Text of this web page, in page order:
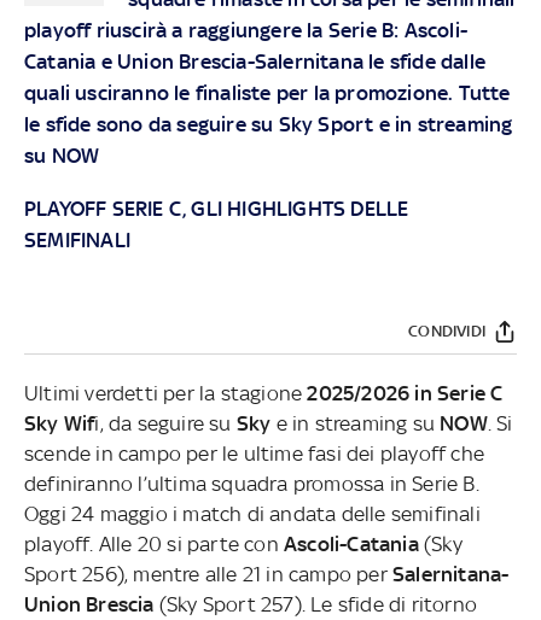
playoff riuscirà a raggiungere la Serie B: Ascoli-
Catania e Union Brescia-Salernitana le sfide dalle
quali usciranno le finaliste per la promozione. Tutte
le sfide sono da seguire su Sky Sport e in streaming
su NOW
PLAYOFF SERIE C, GLI HIGHLIGHTS DELLE
SEMIFINALI
CONDIVIDI
Ultimi verdetti per la stagione2025/2026 in Serie C
Sky Wifi, da seguire su Sky e in streaming su NOW. Si
scende in campo per le ultime fasi dei playoff che
definiranno l’ultima squadra promossa in Serie B.
Oggi 24 maggio i match di andata delle semifinali
playoff. Alle 20 si parte con Ascoli-Catania(Sky
Sport 256), mentre alle 21 in campo per Salernitana-
Union Brescia (Sky Sport 257). Le sfide di ritorno